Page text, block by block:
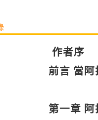
作者序
前言 當
第一章